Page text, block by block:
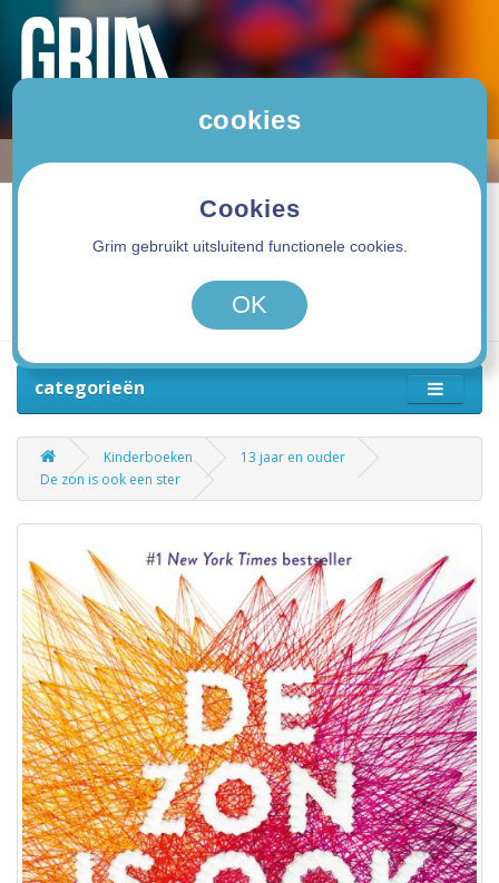
0 product(en) - 0,00€
categorieën
Kinderboeken
13 jaar en ouder
De zon is ook een ster
cookies
Cookies
Grim gebruikt uitsluitend functionele cookies.
OK